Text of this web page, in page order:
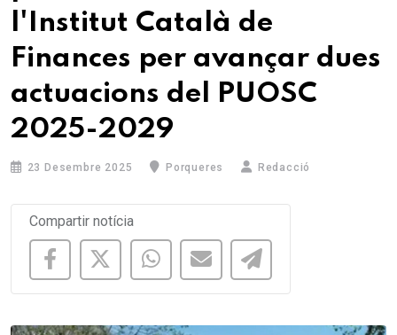
l'Institut Català de
Finances per avançar dues
actuacions del PUOSC
2025-2029
23 Desembre 2025 Porqueres Redacció
Compartir notícia